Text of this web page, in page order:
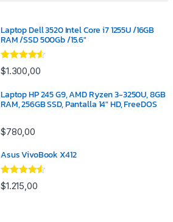
Laptop Dell 3520 Intel Core i7 1255U /16GB
RAM /SSD 500Gb /15.6"
Valorado
con4.33de
$1.300,00
Laptop HP 245 G9, AMD Ryzen 3-3250U, 8GB
RAM, 256GB SSD, Pantalla 14" HD, FreeDOS
$780,00
Asus VivoBook X412
Valorado
con4.33de
$1.215,00